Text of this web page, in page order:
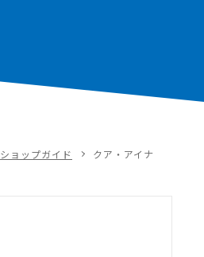
ショップガイド クア・アイナ